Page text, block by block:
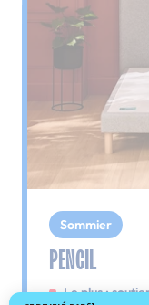
Sommier
PENCIL
Le plus :